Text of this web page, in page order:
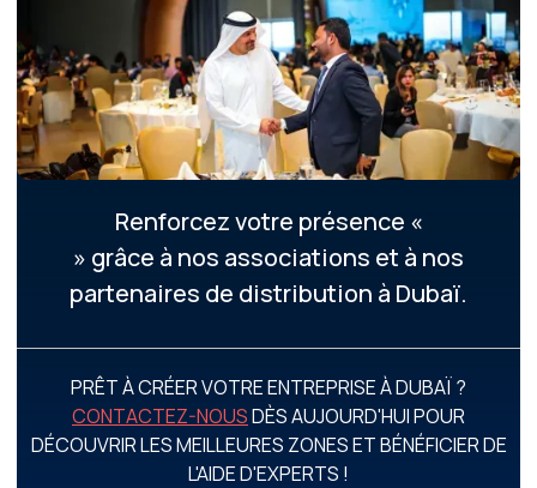
Renforcez votre présence «
» grâce à nos associations et à nos
partenaires de distribution à Dubaï.
PRÊT À CRÉER VOTRE ENTREPRISE À DUBAÏ ?
CONTACTEZ-NOUSDÈS AUJOURD'HUI POUR
DÉCOUVRIR LES MEILLEURES ZONES ET BÉNÉFICIER DE
L'AIDE D'EXPERTS !